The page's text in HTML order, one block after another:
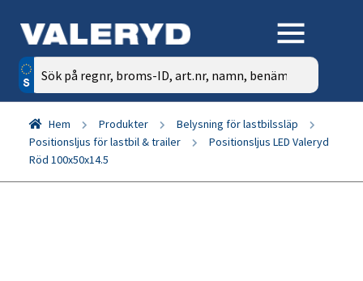
Sök
efter:
Hem Produkter
Belysning för lastbilssläp
Positionsljus för lastbil & trailer
Positionsljus LED Valeryd
Röd 100x50x14.5